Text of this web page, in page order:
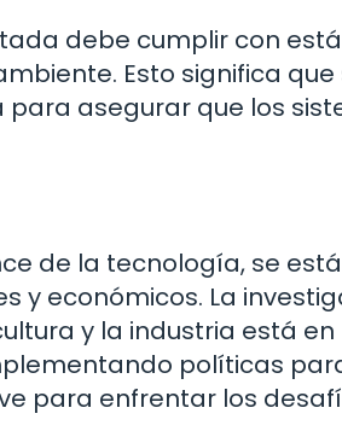
debe cumplir con
Esto significa que
asegurar que los
de la tecnología, se
y económicos. La
y la industria está en
políticas
para enfrentar los